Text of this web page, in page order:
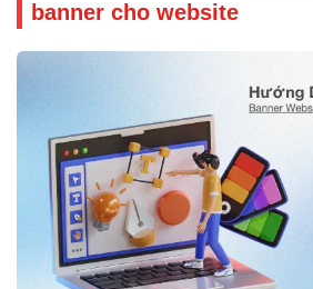
banner cho website